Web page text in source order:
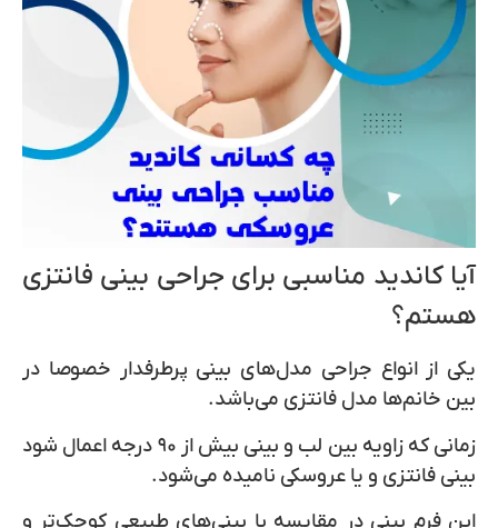
آیا کاندید مناسبی برای جراحی بینی فانتزی
هستم؟
یکی از انواع جراحی مدل‌های بینی پرطرفدار خصوصا در
بین خانم‌ها مدل فانتزی می‌باشد.
زمانی که زاویه بین لب و بینی بیش از ۹۰ درجه اعمال شود
بینی فانتزی و یا عروسکی نامیده می‌شود.
این فرم بینی در مقایسه با بینی‌های طبیعی کوچک‌تر و